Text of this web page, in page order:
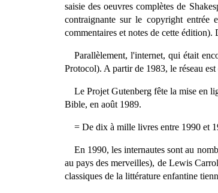
saisie des oeuvres complètes de
contraignante sur le copyright entrée
commentaires et notes de cette édition).
Parallèlement, l'internet, qui était
Protocol). A partir de 1983, le réseau est
Le Projet Gutenberg fête la mise en
Bible, en août 1989.
= De dix à mille livres entre 1990 et
En 1990, les internautes sont au
au pays des merveilles), de Lewis
classiques de la littérature enfantine